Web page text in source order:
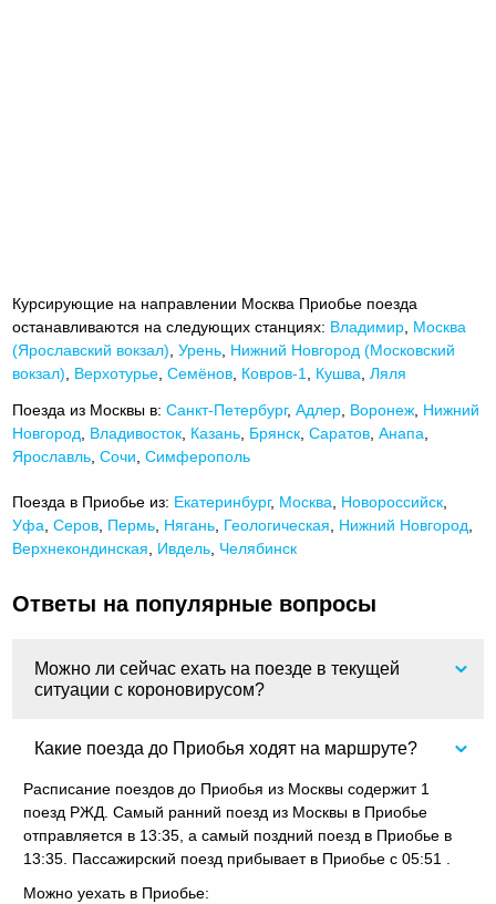
Курсирующие на направлении Москва Приобье поезда
останавливаются на следующих станциях: Владимир Москва
(Ярославский вокзал) ,Урень Нижний Новгород (Московский
вокзал)
Верхотурье ,Семёнов Ковров-1 Кушва ,Ляля
Поезда из Москвы в:Санкт-Петербург,Адлер Воронеж Нижний
Новгород
Владивосток Казань Брянск ,Саратов ,Анапа
Ярославль ,Сочи ,Симферополь
Поезда в Приобье из: Екатеринбург, Москва Новороссийск
Уфа ,Серов Пермь Нягань Геологическая Нижний Новгород
Верхнекондинская
Ивдель Челябинск
Ответы на популярные вопросы
Можно ли сейчас ехать на поезде в текущей
ситуации с короновирусом?
Какие поезда до Приобья ходят на маршруте?
Расписание поездов до Приобья из Москвы содержит 1
поезд РЖД. Самый ранний поезд из Москвы в Приобье
отправляется в 13:35, а самый поздний поезд в Приобье в
13:35. Пассажирский поезд прибывает в Приобье с 05:51 .
Можно уехать в Приобье: